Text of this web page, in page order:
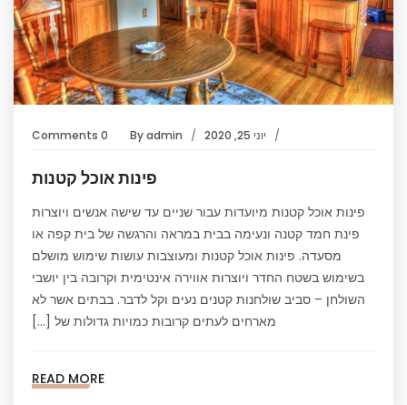
יוני 25, 2020 Byadmin
0 Comments
פינות אוכל קטנות
פינות אוכל קטנות מיועדות עבור שניים עד שישה אנשים ויוצרות
פינת חמד קטנה ונעימה בבית במראה והרגשה של בית קפה או
מסעדה. פינות אוכל קטנות ומעוצבות עושות שימוש מושלם
בשימוש בשטח החדר ויוצרות אווירה אינטימית וקרובה בין יושבי
השולחן – סביב שולחנות קטנים נעים וקל לדבר. בבתים אשר לא
מארחים לעתים קרובות כמויות גדולות של […]
READ MORE